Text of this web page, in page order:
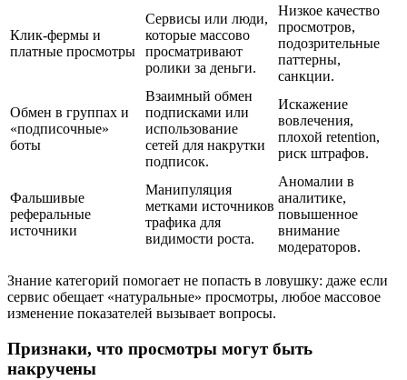
Клик-фермы и
платные просмотры
Сервисы или люди,
которые массово
просматривают
ролики за деньги.
Низкое качество
просмотров,
подозрительные
паттерны,
санкции.
Обмен в группах и
«подписочные»
боты
Взаимный обмен
подписками или
использование
сетей для накрутки
подписок.
Искажение
вовлечения,
плохой retention,
риск штрафов.
Фальшивые
реферальные
источники
Манипуляция
метками источников
трафика для
видимости роста.
Аномалии в
аналитике,
повышенное
внимание
модераторов.
Знание категорий помогает не попасть в ловушку: даже если
сервис обещает «натуральные» просмотры, любое массовое
изменение показателей вызывает вопросы.
Признаки, что просмотры могут быть
накручены